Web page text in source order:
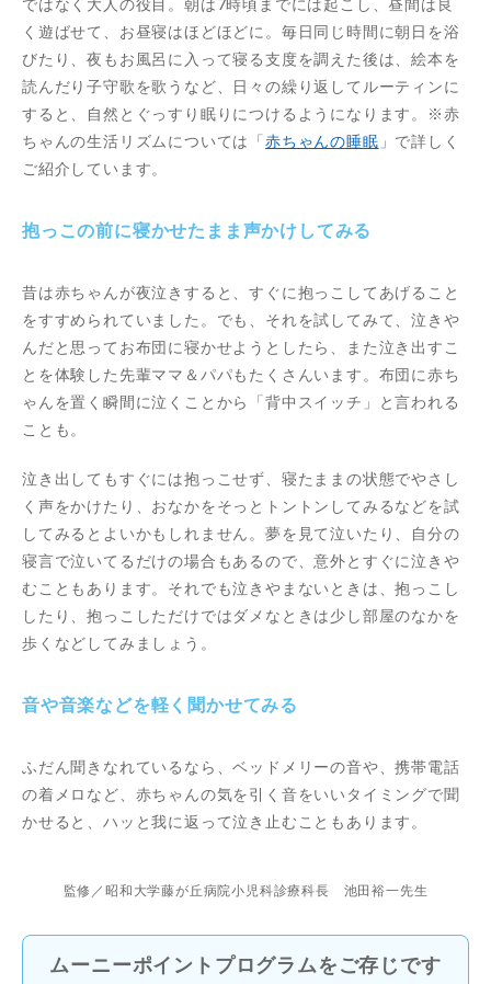
く遊ばせて、お昼寝はほどほどに。毎日同じ時間に朝日を浴
びたり、夜もお風呂に入って寝る支度を調えた後は、絵本を
読んだり子守歌を歌うなど、日々の繰り返してルーティンに
すると、自然とぐっすり眠りにつけるようになります。※赤
ちゃんの生活リズムについては「赤ちゃんの睡眠 」で詳しく
ご紹介しています。
抱っこの前に寝かせたまま声かけしてみる
昔は赤ちゃんが夜泣きすると、すぐに抱っこしてあげること
をすすめられていました。でも、それを試してみて、泣きや
んだと思ってお布団に寝かせようとしたら、また泣き出すこ
とを体験した先輩ママ＆パパもたくさんいます。布団に赤ち
ゃんを置く瞬間に泣くことから「背中スイッチ」と言われる
ことも。
泣き出してもすぐには抱っこせず、寝たままの状態でやさし
く声をかけたり、おなかをそっとトントンしてみるなどを試
してみるとよいかもしれません。夢を見て泣いたり、自分の
寝言で泣いてるだけの場合もあるので、意外とすぐに泣きや
むこともあります。それでも泣きやまないときは、抱っこし
したり、抱っこしただけではダメなときは少し部屋のなかを
歩くなどしてみましょう。
音や音楽などを軽く聞かせてみる
ふだん聞きなれているなら、ベッドメリーの音や、携帯電話
の着メロなど、赤ちゃんの気を引く音をいいタイミングで聞
かせると、ハッと我に返って泣き止むこともあります。
監修／昭和大学藤が丘病院小児科診療科長 池田裕一先生
ムーニーポイントプログラムをご存じです